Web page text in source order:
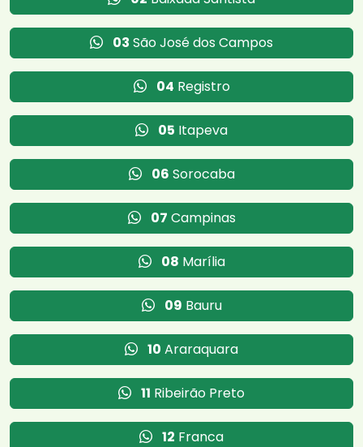
03 São José dos Campos
04 Registro
05 Itapeva
06 Sorocaba
07 Campinas
08 Marília
09 Bauru
10 Araraquara
11 Ribeirão Preto
12 Franca